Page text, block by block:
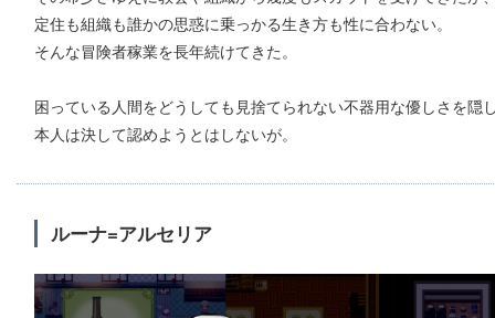
定住も組織も誰かの思惑に乗っかる生き方も性に合わない。
そんな冒険者稼業を長年続けてきた。
困っている人間をどうしても見捨てられない不器用な優しさを隠
本人は決して認めようとはしないが。
ルーナ=アルセリア